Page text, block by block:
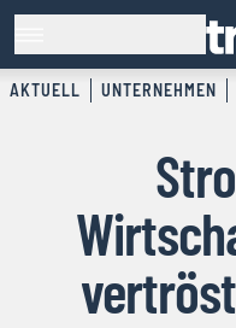
AKTUELL UNTERNEHMEN